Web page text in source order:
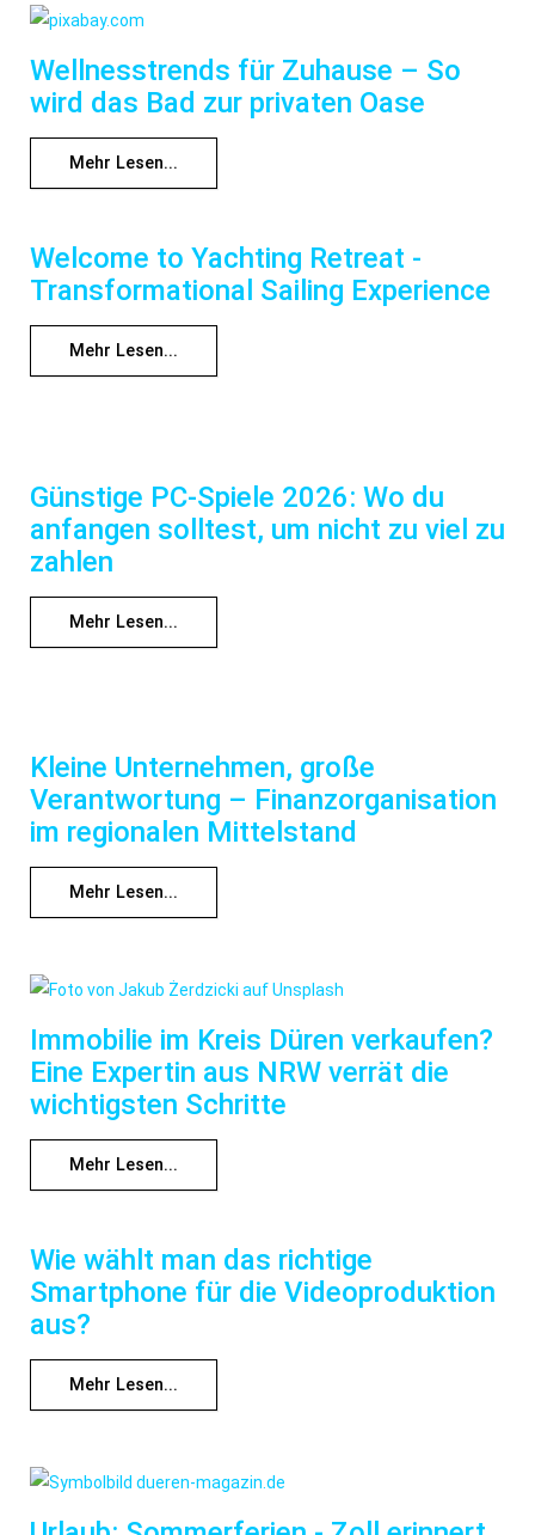
Wellnesstrends für Zuhause – So
wird das Bad zur privaten Oase
Mehr Lesen...
Welcome to Yachting Retreat -
Transformational Sailing Experience
Mehr Lesen...
Günstige PC-Spiele 2026: Wo du
anfangen solltest, um nicht zu viel zu
zahlen
Mehr Lesen...
Kleine Unternehmen, große
Verantwortung – Finanzorganisation
im regionalen Mittelstand
Mehr Lesen...
Immobilie im Kreis Düren verkaufen?
Eine Expertin aus NRW verrät die
wichtigsten Schritte
Mehr Lesen...
Wie wählt man das richtige
Smartphone für die Videoproduktion
aus?
Mehr Lesen...